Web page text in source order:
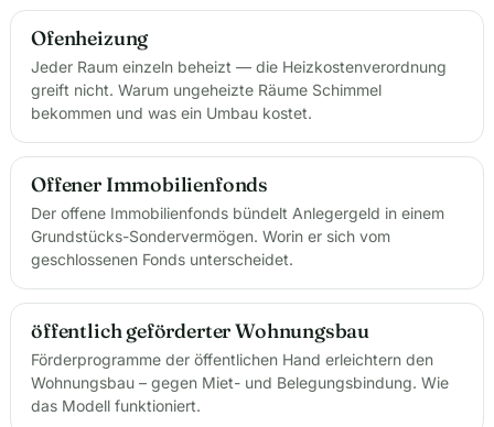
Ofenheizung
Jeder Raum einzeln beheizt — die Heizkostenverordnung
greift nicht. Warum ungeheizte Räume Schimmel
bekommen und was ein Umbau kostet.
Offener Immobilienfonds
Der offene Immobilienfonds bündelt Anlegergeld in einem
Grundstücks-Sondervermögen. Worin er sich vom
geschlossenen Fonds unterscheidet.
öffentlich geförderter Wohnungsbau
Förderprogramme der öffentlichen Hand erleichtern den
Wohnungsbau – gegen Miet- und Belegungsbindung. Wie
das Modell funktioniert.